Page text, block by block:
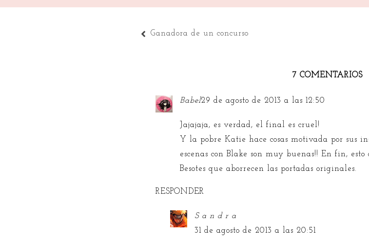
Ganadora de un concurso
7 COMENTARIOS
Babel29 de agosto de 2013 a las 12:50
Jajajaja, es verdad, el final es cruel!
Y la pobre Katie hace cosas motivada por sus
escenas con Blake son muy buenas!! En fin,
Besotes que aborrecen las portadas originales.
RESPONDER
S a n d r a
31 de agosto de 2013 a las 20:51